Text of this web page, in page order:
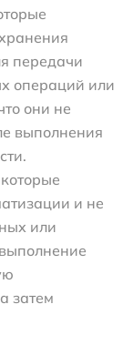
передачи
операций или
они не
выполнения
и не
или
затем